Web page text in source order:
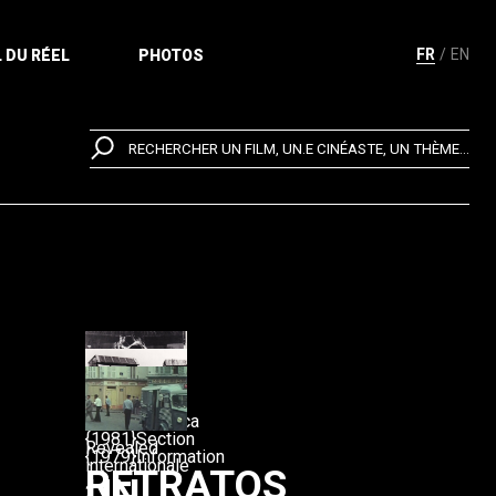
FR EN
DU RÉEL PHOTOS
RECHERCHER UN FILM, UN.E CINÉASTE, UN THÈME...
{1982}America
Revealed
RETRATOS
{1981}Section
internationale
{1979}Information